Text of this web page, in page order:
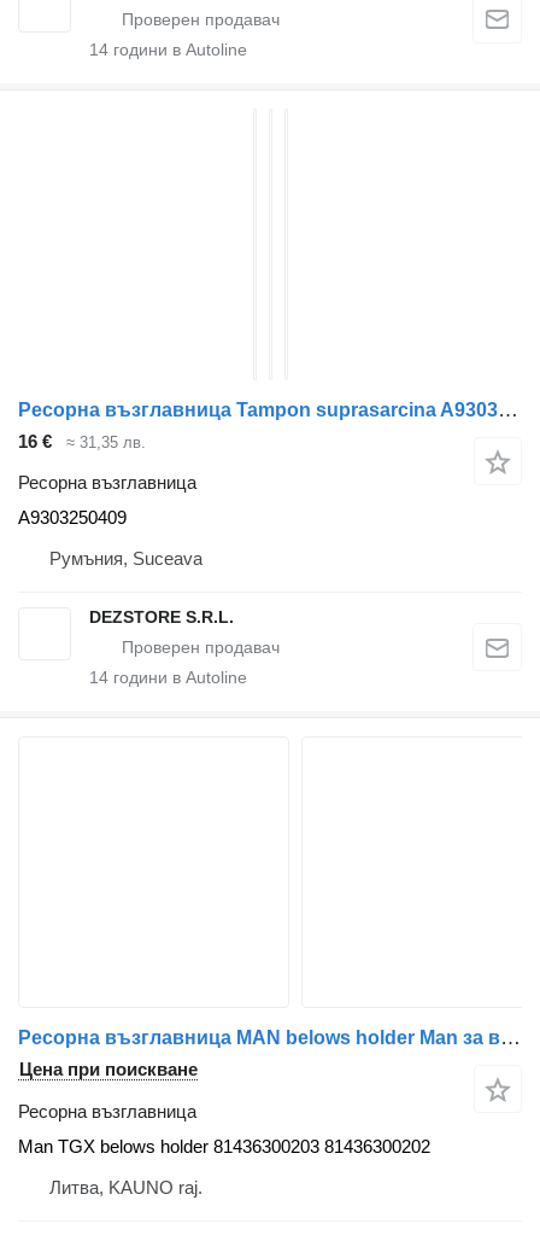
14 години в Autoline
Ресорна възглавница Tampon suprasarcina A9303250409 за влекач Mercedes-Benz ACTROS MP3
16 € ≈ 31,35 лв.
Ресорна възглавница
A9303250409
Румъния, Suceava
DEZSTORE S.R.L.
14 години в Autoline
Ресорна възглавница MAN belows holder Man за влекач MAN TGX
Цена при поискване
Ресорна възглавница
Man TGX belows holder 81436300203 81436300202
Литва, KAUNO raj.